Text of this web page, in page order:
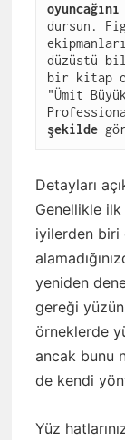
oyuncağını
dursun.
düzüstü
bir kitap
"Ümit
şekilde
Detayları
Genellikle
iyilerden biri
yeniden
gereği
örneklerde
ancak bunu
de kendi
Yüz